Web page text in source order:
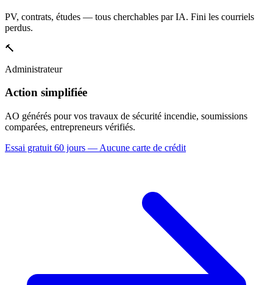
PV, contrats, études — tous cherchables par IA. Fini les courriels
perdus.
🔨
Administrateur
Action simplifiée
AO générés pour vos travaux de sécurité incendie, soumissions
comparées, entrepreneurs vérifiés.
Essai gratuit 60 jours — Aucune carte de crédit